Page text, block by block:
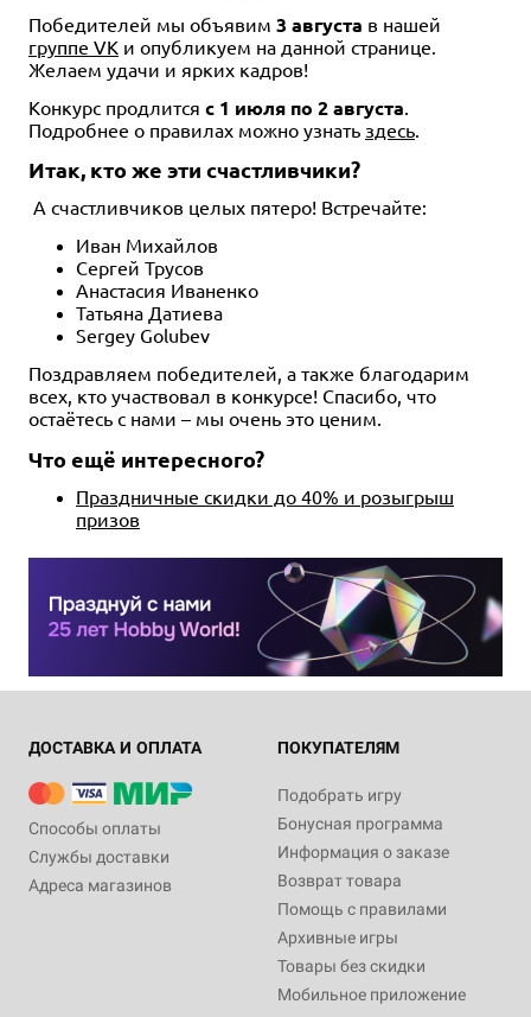
Победителей мы объявим 3 августа в нашей
группе VK и опубликуем на данной странице.
Желаем удачи и ярких кадров!
Конкурс продлится с 1 июля по 2 августа
Подробнее о правилах можно узнать здесь
Итак, кто же эти счастливчики?
А счастливчиков целых пятеро! Встречайте:
Иван Михайлов
Сергей Трусов
Анастасия Иваненко
Татьяна Датиева
Sergey Golubev
Поздравляем победителей, а также благодарим
всех, кто участвовал в конкурсе! Спасибо, что
остаётесь с нами – мы очень это ценим.
Что ещё интересного?
Праздничные скидки до 40% и розыгрыш
призов
ДОСТАВКА И ОПЛАТА
Способы оплаты
Службы доставки
Адреса магазинов
ПОКУПАТЕЛЯМ
Подобрать игру
Бонусная программа
Информация о заказе
Возврат товара
Помощь с правилами
Архивные игры
Товары без скидки
Мобильное приложение